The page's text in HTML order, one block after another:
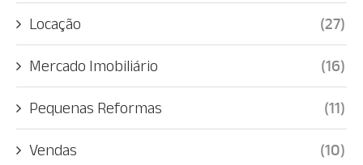
Locação (27)
Mercado Imobiliário (16)
Pequenas Reformas (11)
Vendas (10)